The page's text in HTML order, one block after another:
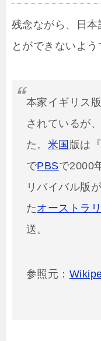
残念ながら、日本
とができないよう
本家イギリス
されているが
た。 米国 版は
でPBSで2000
リバイバル版が
たオーストラ
送。
参照元：